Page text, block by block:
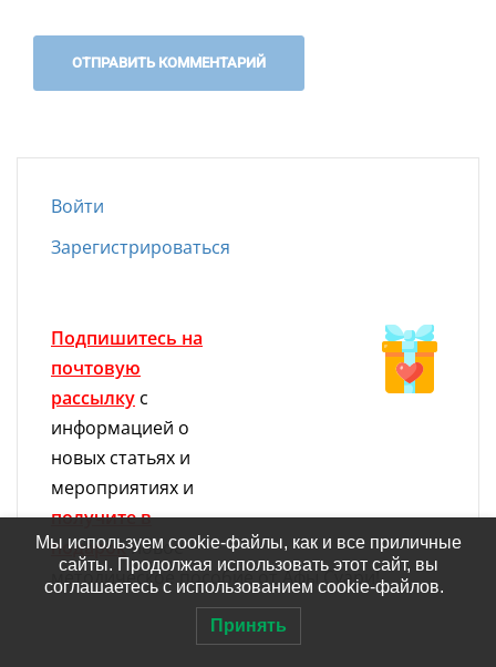
Войти
Зарегистрироваться
Подпишитесь на
почтовую
рассылку с
информацией о
новых статьях и
мероприятиях и
получите в
подарокновое
методическое пособие от Афы Суари!
Мы используем cookie-файлы, как и все приличные
сайты. Продолжая использовать этот сайт, вы
соглашаетесь с использованием cookie-файлов.
Принять